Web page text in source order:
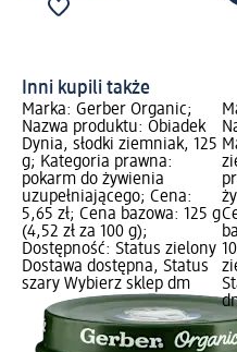
Inni kupili także
Marka: Gerber Organic;
Nazwa produktu: Obiadek
Dynia, słodki ziemniak, 125
g; Kategoria prawna:
pokarm do żywienia
uzupełniającego; Cena:
5,65 zł; Cena bazowa: 125 g
(4,52 zł za 100 g);
Dostępność: Status zielony
Dostawa dostępna, Status
szary Wybierz sklep dm